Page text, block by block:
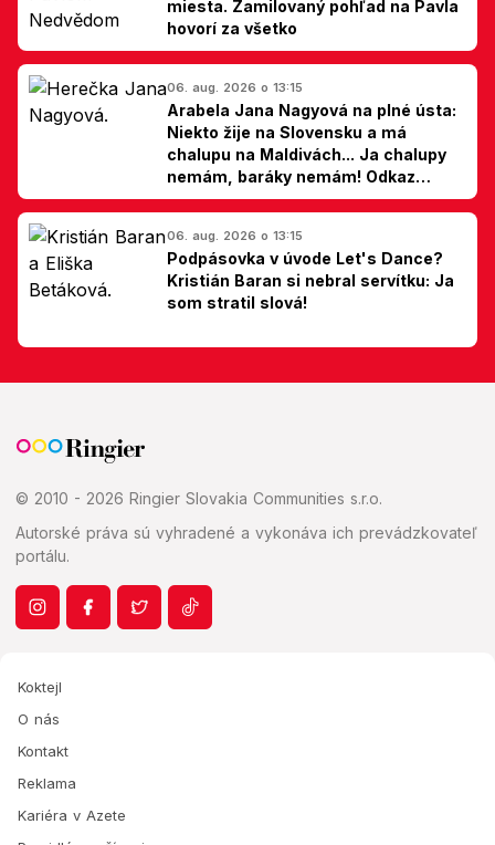
miesta. Zamilovaný pohľad na Pavla
hovorí za všetko
06. aug. 2026 o 13:15
Arabela Jana Nagyová na plné ústa:
Niekto žije na Slovensku a má
chalupu na Maldivách... Ja chalupy
nemám, baráky nemám! Odkaz
Slovákom
06. aug. 2026 o 13:15
Podpásovka v úvode Let's Dance?
Kristián Baran si nebral servítku: Ja
som stratil slová!
© 2010 - 2026 Ringier Slovakia Communities s.r.o.
Autorské práva sú vyhradené a vykonáva ich prevádzkovateľ
portálu.
Koktejl
O nás
Kontakt
Reklama
Kariéra v Azete